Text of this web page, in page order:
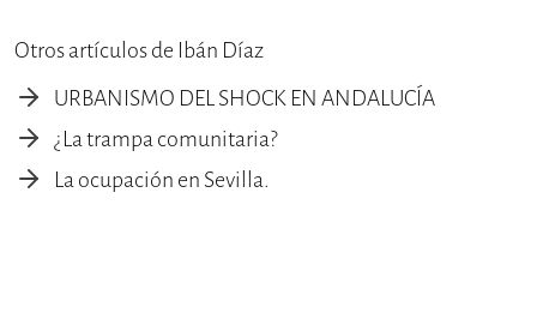
Otros artículos de Ibán Díaz
URBANISMO DEL SHOCK EN ANDALUCÍA
¿La trampa comunitaria?
La ocupación en Sevilla.